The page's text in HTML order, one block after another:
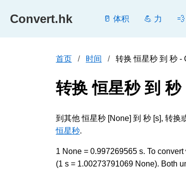
Convert.hk 🥛 体积 💪 力
首页 时间 转换 恒星秒 到 秒 -
转换 恒星秒 到 秒
到其他 恒星秒 [None] 到 秒 [s], 转
恒星秒.
1 None = 0.997269565 s. To
(1 s = 1.00273791069 None). Both